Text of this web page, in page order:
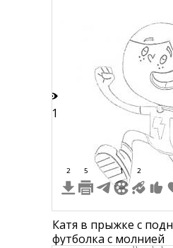
11
2 5 1 2
Катя в прыжке с
футболка с молнией